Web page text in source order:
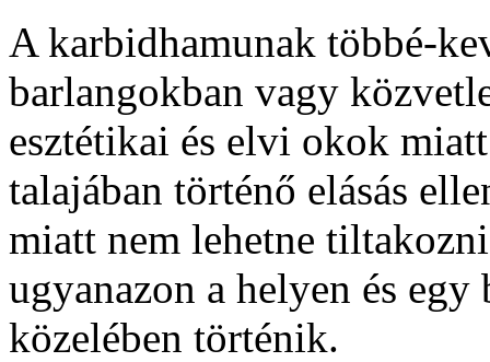
A karbidhamunak többé-
barlangokban vagy
esztétikai és elvi okok
talajában történő elásás
miatt nem lehetne
ugyanazon a helyen és
közelében történik.